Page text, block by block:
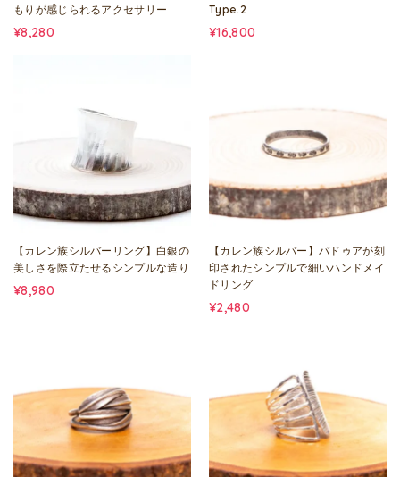
もりが感じられるアクセサリー
¥8,280
Type.2
¥16,800
【カレン族シルバーリング】白銀の
美しさを際立たせるシンプルな造り
¥8,980
【カレン族シルバー】パドゥアが刻
印されたシンプルで細いハンドメイ
ドリング
¥2,480